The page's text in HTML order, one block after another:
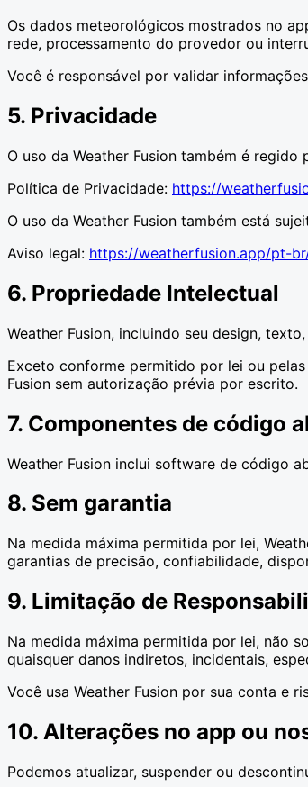
Os dados meteorológicos mostrados no
rede, processamento do provedor ou
Você é responsável por validar
5. Privacidade
O uso da Weather Fusion também é
Política de Privacidade: https://
O uso da Weather Fusion também está
Aviso legal: https://weatherfusion.app/pt-
6. Propriedade Intelectual
Weather Fusion, incluindo seu design,
Exceto conforme permitido por lei ou
Fusion sem autorização prévia por escrito.
7. Componentes de código
Weather Fusion inclui software de código
8. Sem garantia
Na medida máxima permitida por lei,
garantias de precisão, confiabilidade,
9. Limitação de
Na medida máxima permitida por lei, não
quaisquer danos indiretos, incidentais,
Você usa Weather Fusion por sua conta e
10. Alterações no app ou
Podemos atualizar, suspender ou